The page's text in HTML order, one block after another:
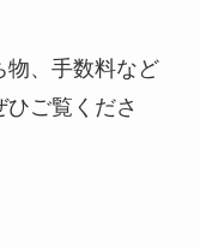
物、手数料など
ご覧くださ